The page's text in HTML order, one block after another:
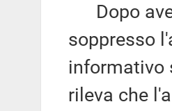
Dopo
soppresso
informativo
rileva che